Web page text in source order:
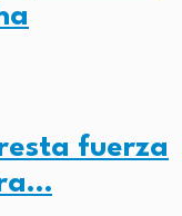
resta fuerza